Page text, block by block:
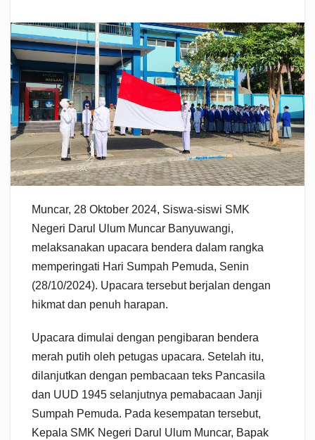
Muncar, 28 Oktober 2024, Siswa-siswi SMK
Negeri Darul Ulum Muncar Banyuwangi,
melaksanakan upacara bendera dalam rangka
memperingati Hari Sumpah Pemuda, Senin
(28/10/2024). Upacara tersebut berjalan dengan
hikmat dan penuh harapan.
Upacara dimulai dengan pengibaran bendera
merah putih oleh petugas upacara. Setelah itu,
dilanjutkan dengan pembacaan teks Pancasila
dan UUD 1945 selanjutnya pemabacaan Janji
Sumpah Pemuda. Pada kesempatan tersebut,
Kepala SMK Negeri Darul Ulum Muncar, Bapak